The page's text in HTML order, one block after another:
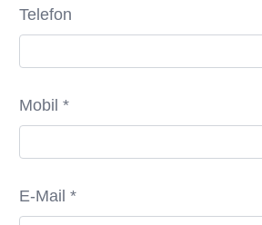
Telefon
Mobil *
E-Mail *